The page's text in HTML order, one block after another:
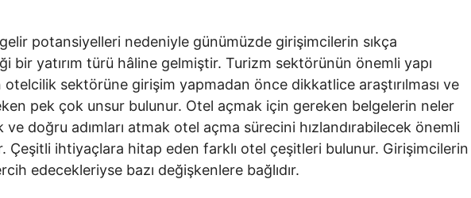
potansiyelleri nedeniyle günümüzde girişimcilerin sıkça
bir yatırım türü hâline gelmiştir. Turizm sektörünün önemli yapı
otelcilik sektörüne girişim yapmadan önce dikkatlice araştırılması ve
pek çok unsur bulunur. Otel açmak için gereken belgelerin neler
doğru adımları atmak otel açma sürecini hızlandırabilecek önemli
Çeşitli ihtiyaçlara hitap eden farklı otel çeşitleri bulunur. Girişimcilerin
edecekleriyse bazı değişkenlere bağlıdır.